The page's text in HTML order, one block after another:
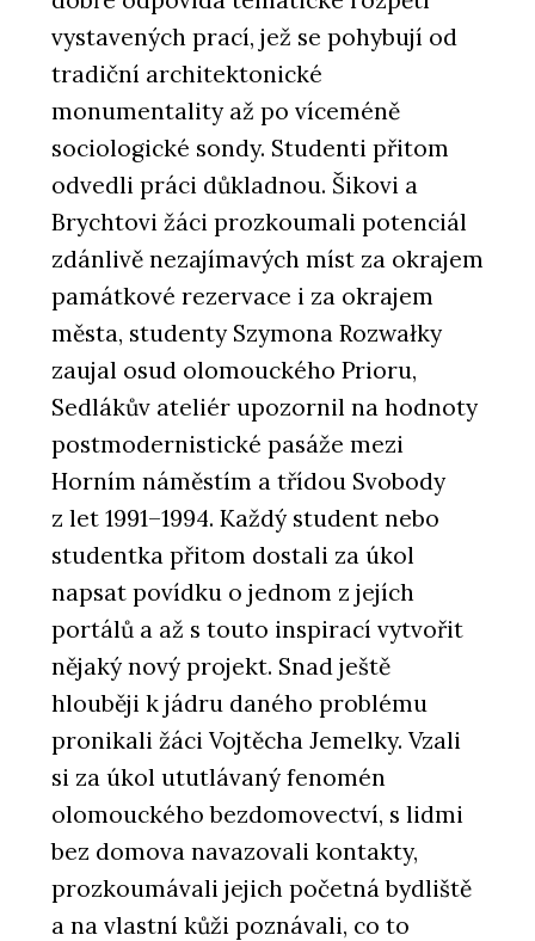
vystavených prací, jež se pohybují od
tradiční architektonické
monumentality až po víceméně
sociologické sondy. Studenti přitom
odvedli práci důkladnou. Šikovi a
Brychtovi žáci prozkoumali potenciál
zdánlivě nezajímavých míst za okrajem
památkové rezervace i za okrajem
města, studenty Szymona Rozwałky
zaujal osud olomouckého Prioru,
Sedlákův ateliér upozornil na hodnoty
postmodernistické pasáže mezi
Horním náměstím a třídou Svobody
z let 1991–1994. Každý student nebo
studentka přitom dostali za úkol
napsat povídku o jednom z jejích
portálů a až s touto inspirací vytvořit
nějaký nový projekt. Snad ještě
hlouběji k jádru daného problému
pronikali žáci Vojtěcha Jemelky. Vzali
si za úkol ututlávaný fenomén
olomouckého bezdomovectví, s lidmi
bez domova navazovali kontakty,
prozkoumávali jejich početná bydliště
a na vlastní kůži poznávali, co to